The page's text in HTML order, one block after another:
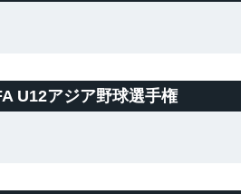
U12アジア野球選手権